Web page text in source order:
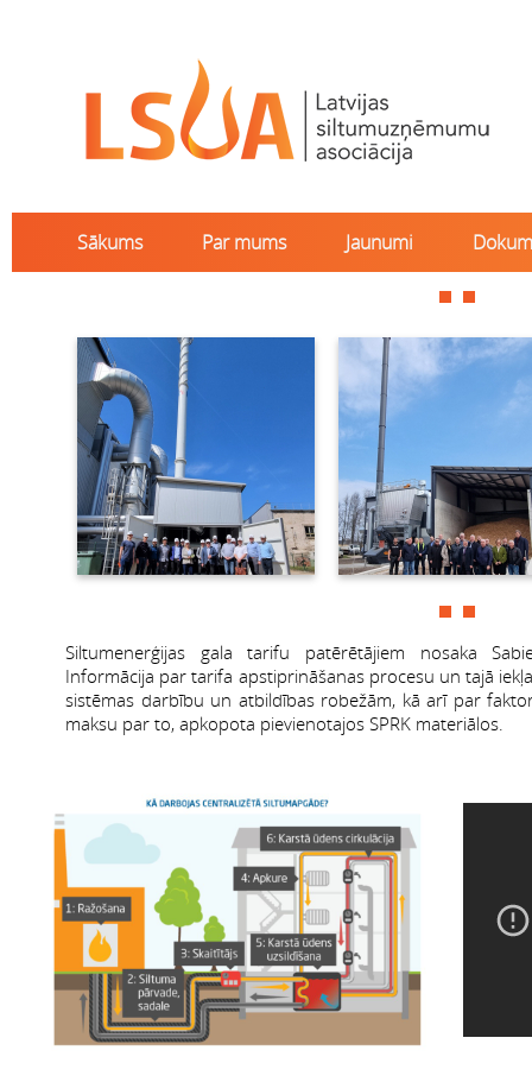
Sākums Par mums Jaunumi
Siltumenerģijas gala tarifu patērētājiem nosaka
Informācija par tarifa apstiprināšanas procesu un tajā
sistēmas darbību un atbildības robežām, kā arī par
maksu par to, apkopota pievienotajos SPRK materiālos.